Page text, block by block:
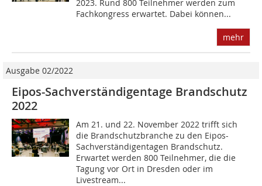
2023. Rund 800 Teilnehmer werden zum
Fachkongress erwartet. Dabei können...
mehr
Ausgabe 02/2022
Eipos-Sachverständigentage Brandschutz
2022
Am 21. und 22. November 2022 trifft sich
die Brandschutzbranche zu den Eipos-
Sachverständigentagen Brandschutz.
Erwartet werden 800 Teilnehmer, die die
Tagung vor Ort in Dresden oder im
Livestream...